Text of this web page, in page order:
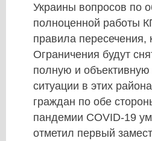
Украины вопросов по
полноценной работы
правила
Ограничения будут
полную и
ситуации в этих
граждан по обе
пандемии COVID-19
отметил первый